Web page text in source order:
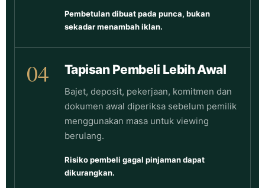
Pembetulan dibuat pada punca, bukan
sekadar menambah iklan.
04 Tapisan Pembeli Lebih Awal
Bajet, deposit, pekerjaan, komitmen dan
dokumen awal diperiksa sebelum pemilik
menggunakan masa untuk viewing
berulang.
Risiko pembeli gagal pinjaman dapat
dikurangkan.